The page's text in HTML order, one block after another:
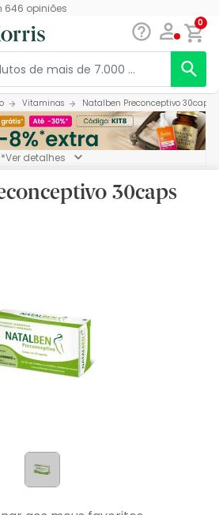
646 opiniões
0
Vitaminas Natalben Preconceptivo 30caps
*Ver detalhes
30caps